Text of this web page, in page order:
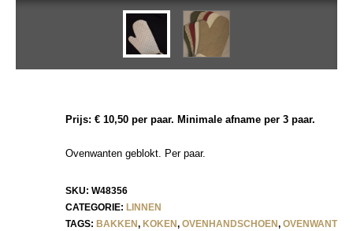
Prijs: € 10,50 per paar. Minimale afname per 3 paar.
Ovenwanten geblokt. Per paar.
SKU: W48356
CATEGORIE: LINNEN
TAGS: BAKKEN, KOKEN, OVENHANDSCHOEN, OVENWANT